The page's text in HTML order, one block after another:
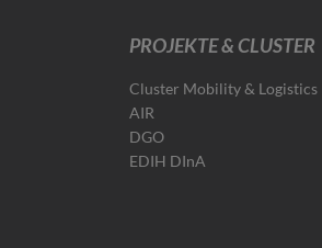
PROJEKTE & CLUSTER
Cluster Mobility & Logistics
AIR
DGO
EDIH DInA